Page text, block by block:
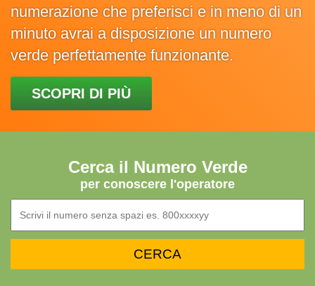
numerazione che preferisci e in meno di un
minuto avrai a disposizione un numero
verde perfettamente funzionante.
SCOPRI DI PIÙ
Cerca il Numero Verde
per conoscere l'operatore